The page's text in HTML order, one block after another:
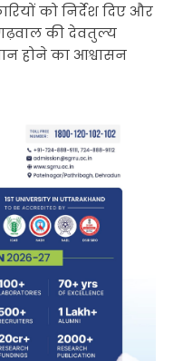
को निर्देश दिए और
की देवतुल्य
होने का आश्वासन